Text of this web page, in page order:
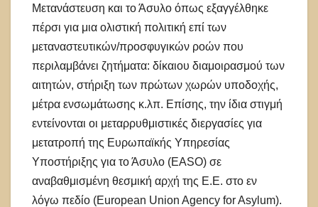
Μετανάστευση και το Άσυλο όπως εξαγγέλθηκε
πέρσι για μια ολιστική πολιτική επί των
μεταναστευτικών/προσφυγικών ροών που
περιλαμβάνει ζητήματα: δίκαιου διαμοιρασμού των
αιτητών, στήριξη των πρώτων χωρών υποδοχής,
μέτρα ενσωμάτωσης κ.λπ. Επίσης, την ίδια στιγμή
εντείνονται οι μεταρρυθμιστικές διεργασίες για
μετατροπή της Ευρωπαϊκής Υπηρεσίας
Υποστήριξης για το Άσυλο (EASO) σε
αναβαθμισμένη θεσμική αρχή της Ε.Ε. στο εν
λόγω πεδίο (European Union Agency for Asylum).